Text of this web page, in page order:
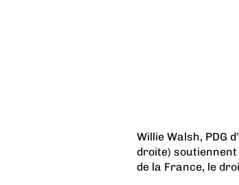
Willie Walsh, PDG
droite)
de la France, le